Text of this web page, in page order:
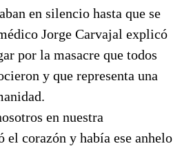
en silencio hasta que se
Jorge Carvajal explicó
por la masacre que todos
y que representa una
en nuestra
el corazón y había ese anhelo